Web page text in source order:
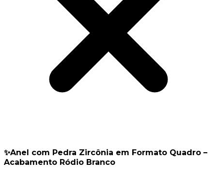
✨Anel com Pedra Zircônia em Formato Quadro –
Acabamento Ródio Branco